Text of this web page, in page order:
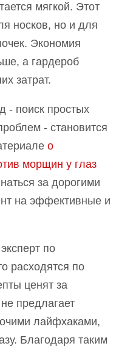
мягкой. Этот
носков, но и для
Экономия
а гардероб
затрат.
- поиск простых
- становится
о
морщин у глаз
за дорогими
на эффективные и
по
расходятся по
ценят за
предлагает
лайфхаками,
Благодаря таким